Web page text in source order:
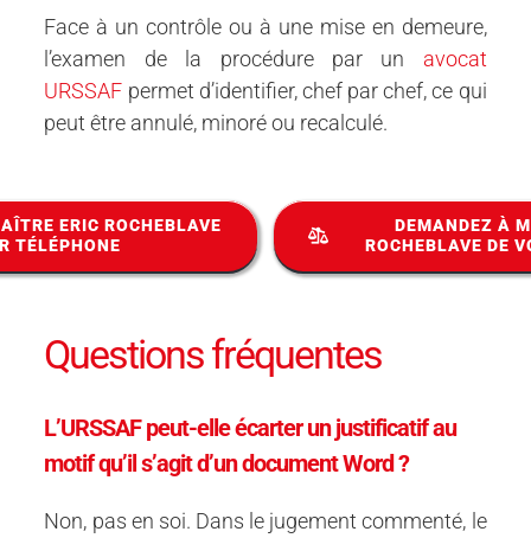
Face à un contrôle ou à une mise en demeure,
l’examen de la procédure par un avocat
URSSAF permet d’identifier, chef par chef, ce qui
peut être annulé, minoré ou recalculé.
ERIC ROCHEBLAVE
TÉLÉPHONE
DEMANDEZ À
ROCHEBLAVE DE
Questions fréquentes
L’URSSAF peut-elle écarter un justificatif au
motif qu’il s’agit d’un document Word ?
Non, pas en soi. Dans le jugement commenté, le